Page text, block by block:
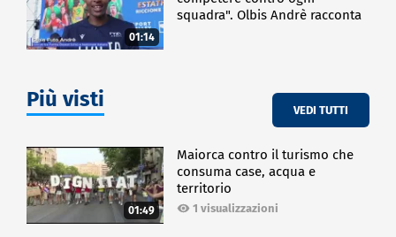
01:14
squadra". Olbis Andrè racconta
Più visti VEDI TUTTI
01:49
Maiorca contro il turismo che
consuma case, acqua e
territorio
1 visualizzazioni